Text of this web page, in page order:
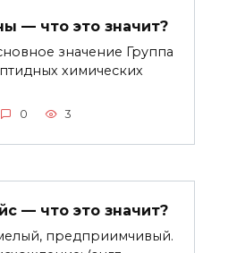
— что это значит?
значение Группа
химических
0 3
— что это значит?
предприимчивый.